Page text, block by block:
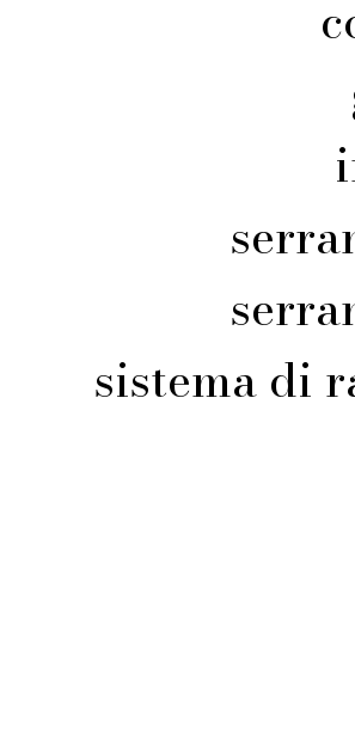
sistema di